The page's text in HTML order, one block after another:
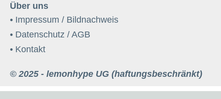
Über uns
• Impressum / Bildnachweis
• Datenschutz / AGB
• Kontakt
© 2025 - lemonhype UG (haftungsbeschränkt)